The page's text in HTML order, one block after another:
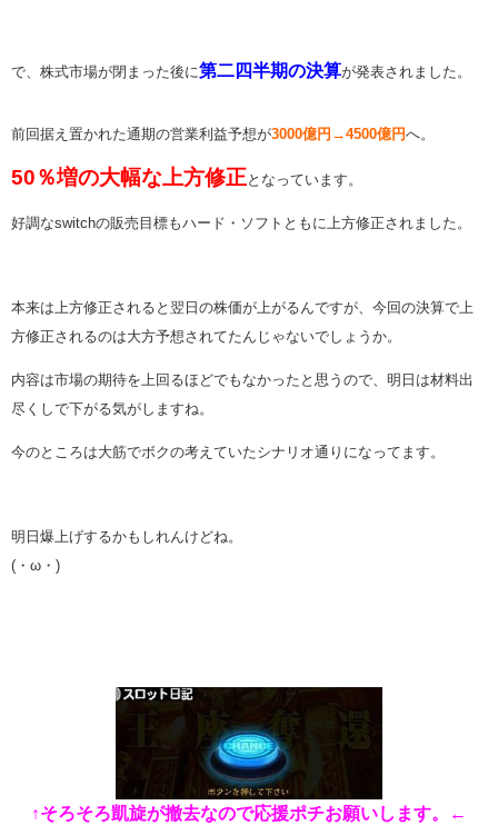
で、株式市場が閉まった後に第二四半期の決算が発表されました。
前回据え置かれた通期の営業利益予想が3000億円→4500億円へ。
50％増の大幅な上方修正となっています。
好調なswitchの販売目標もハード・ソフトともに上方修正されました。
本来は上方修正されると翌日の株価が上がるんですが、今回の決算で上
方修正されるのは大方予想されてたんじゃないでしょうか。
内容は市場の期待を上回るほどでもなかったと思うので、明日は材料出
尽くしで下がる気がしますね。
今のところは大筋でボクの考えていたシナリオ通りになってます。
明日爆上げするかもしれんけどね。
(・ω・)
↑そろそろ凱旋が撤去なので応援ポチお願いします。←